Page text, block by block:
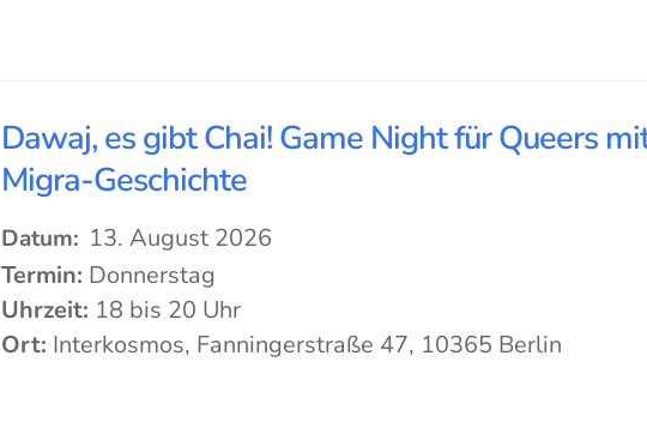
Dawaj, es gibt Chai! Game Night für Queers
Migra-Geschichte
Datum: 13. August 2026
Termin: Donnerstag
Uhrzeit: 18 bis 20 Uhr
Ort: Interkosmos, Fanningerstraße 47, 10365 Berlin